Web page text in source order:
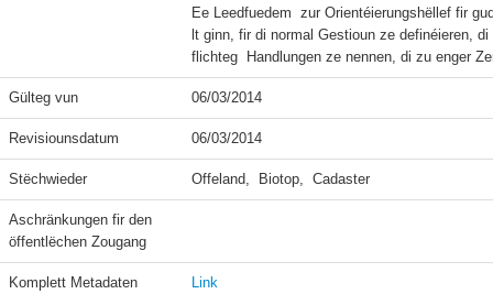
Ee Leedfuedem  zur Orientéierungshëllef fir
lt ginn, fir di normal Gestioun ze definéieren,
Gülteg vun 06/03/2014
Revisiounsdatum 06/03/2014
Stëchwieder Offeland,  Biotop,  Cadaster
Aschränkungen fir den
öffentlëchen Zougang
Komplett Metadaten Link